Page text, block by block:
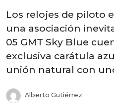
Los relojes de piloto
una asociación
05 GMT Sky Blue
exclusiva carátula
unión natural con
Alberto Gutiérrez